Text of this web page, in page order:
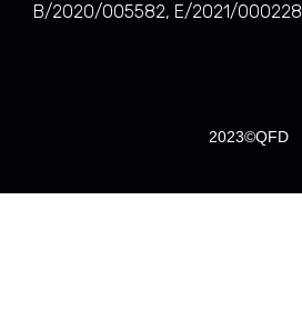
B/2020/005582, E/2021/000228
2023©QFD